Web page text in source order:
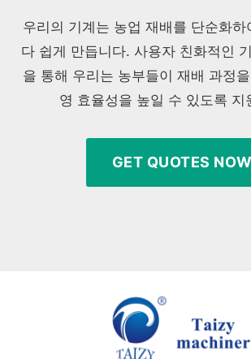
우리의 기계는 농업 재배를 단순화하
다 쉽게 ​​만듭니다. 사용자 친화적인
을 통해 우리는 농부들이 재배 과정
영 효율성을 높일 수 있도록 지
GET QUOTES NOW